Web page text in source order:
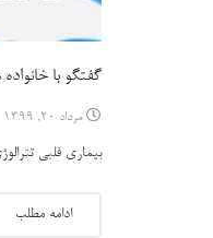
گفتگو با
مرداد 20, 1399
بیماری قلبی
ادامه مطلب